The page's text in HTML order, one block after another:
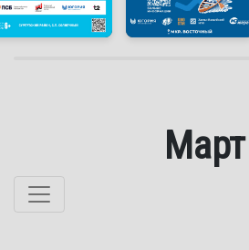
Март
Перейти к содержанию